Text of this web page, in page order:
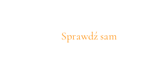
Sprawdź sam